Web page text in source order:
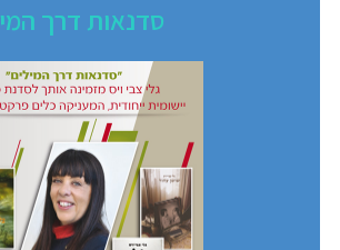
סדנאות דרך המילים